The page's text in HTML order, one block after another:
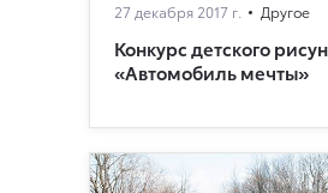
27 декабря 2017 г. Другое
Конкурс детского
«Автомобиль мечты»